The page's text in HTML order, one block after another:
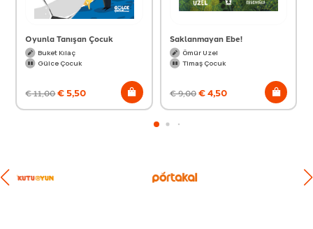
Oyunla Tanışan Çocuk
Buket Kılaç
Gülce Çocuk
€11,00€ 5,50
Saklanmayan Ebe!
Ömür Uzel
Timaş Çocuk
€9,00€4,50